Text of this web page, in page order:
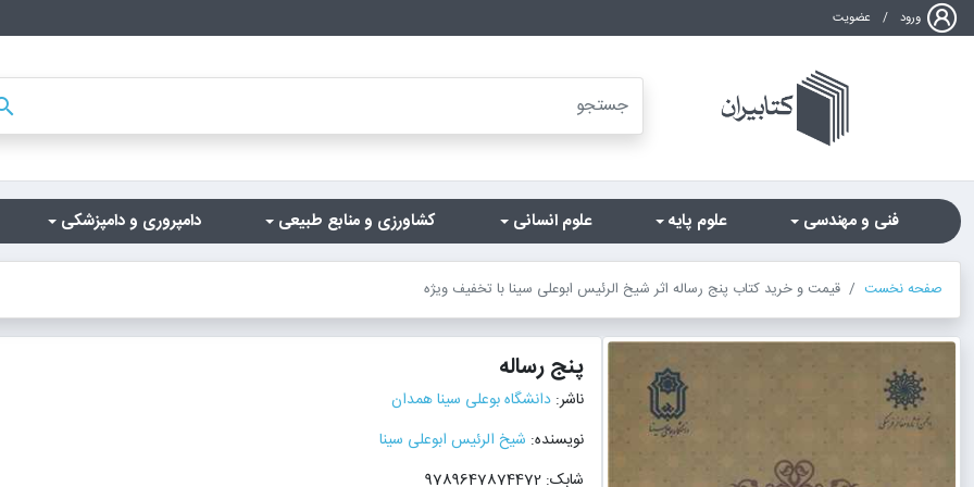
ورود / عضویت
فنی و مهندسی علوم پایه علوم انسانی کشاورزی و منابع طبیعی دامپروری و دامپزشکی
صفحه نخست قیمت و خرید کتاب پنج رساله اثر شیخ الرئیس ابوعلی سینا با تخفیف ویژه
پنج رساله
ناشر: دانشگاه بوعلی سینا همدان
نویسنده: شیخ الرئیس ابوعلی سینا
شابک: 9789647874472